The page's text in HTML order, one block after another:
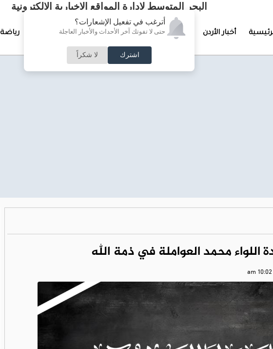
أترغب في تفعيل الإشعارات؟
حتى لا تفوتك آخر الأحداث والأخبار العاجلة
اشترك لا شكراً
البحر المتوسط لإدارة المواقع الإخبارية الالكترونية
أخبار الأردن تغطيات خاصة لقاء الأسبوع جرائم وحوادث رياضة
اللواء محمد العواملة في ذمة الله
am